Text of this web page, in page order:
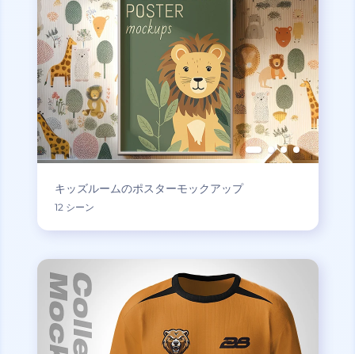
キッズルームのポスターモックアップ
12 シーン